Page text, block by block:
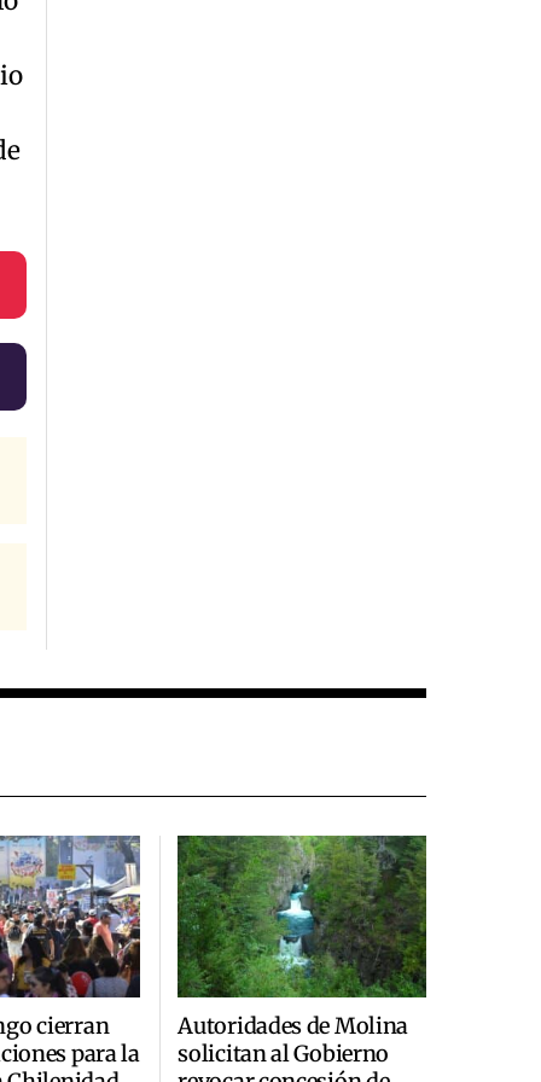
cierran
para la
Autoridades de Molina
solicitan al Gobierno